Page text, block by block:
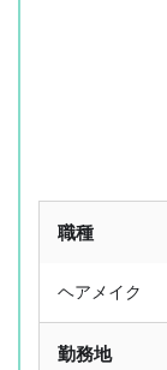
06-
職種
ヘアメイク
勤務地